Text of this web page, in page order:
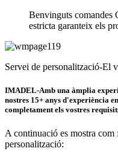
Benvinguts
estricta garanteix els
Servei de personalització-El
IMADEL-Amb una àmplia
nostres 15+ anys d'experiència
completament els vostres
A continuació es mostra
personalització: